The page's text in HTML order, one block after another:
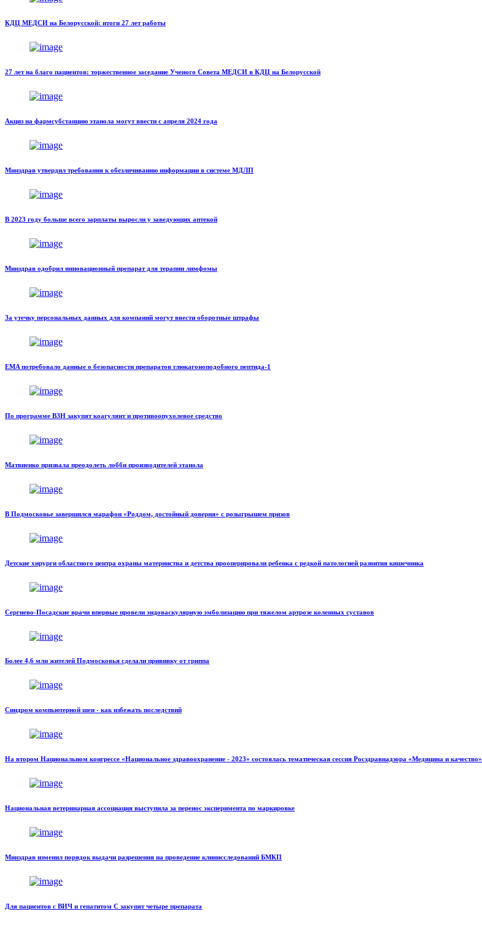
КДЦ МЕДСИ на Белорусской: итоги 27 лет работы
27 лет на благо пациентов: торжественное заседание Ученого Совета МЕДСИ в КДЦ на Белорусской
Акциз на фармсубстанцию этанола могут ввести с апреля 2024 года
Минздрав утвердил требования к обезличиванию информации в системе МДЛП
В 2023 году больше всего зарплаты выросли у заведующих аптекой
Минздрав одобрил инновационный препарат для терапии лимфомы
За утечку персональных данных для компаний могут ввести оборотные штрафы
EMA потребовало данные о безопасности препаратов глюкагоноподобного пептида-1
По программе ВЗН закупят коагулянт и противоопухолевое средство
Матвиенко призвала преодолеть лобби производителей этанола
В Подмосковье завершился марафон «Роддом, достойный доверия» с розыгрышем призов
Детские хирурги областного центра охраны материнства и детства прооперировали ребенка с редкой патологией развития кишечника
Сергиево-Посадские врачи впервые провели эндоваскулярную эмболизацию при тяжелом артрозе коленных суставов
Более 4,6 млн жителей Подмосковья сделали прививку от гриппа
Синдром компьютерной шеи - как избежать последствий
На втором Национальном конгрессе «Национальное здравоохранение - 2023» состоялась тематическая сессия Росздравнадзора «Медицина и качество»
Национальная ветеринарная ассоциация выступила за перенос эксперимента по маркировке
Минздрав изменил порядок выдачи разрешения на проведение клинисследований БМКП
Для пациентов с ВИЧ и гепатитом С закупят четыре препарата